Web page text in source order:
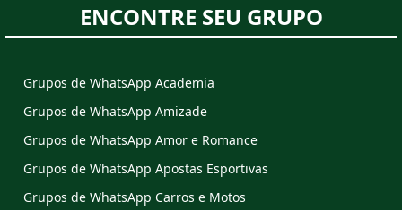
ENCONTRE SEU GRUPO
Grupos de WhatsApp Academia
Grupos de WhatsApp Amizade
Grupos de WhatsApp Amor e Romance
Grupos de WhatsApp Apostas Esportivas
Grupos de WhatsApp Carros e Motos